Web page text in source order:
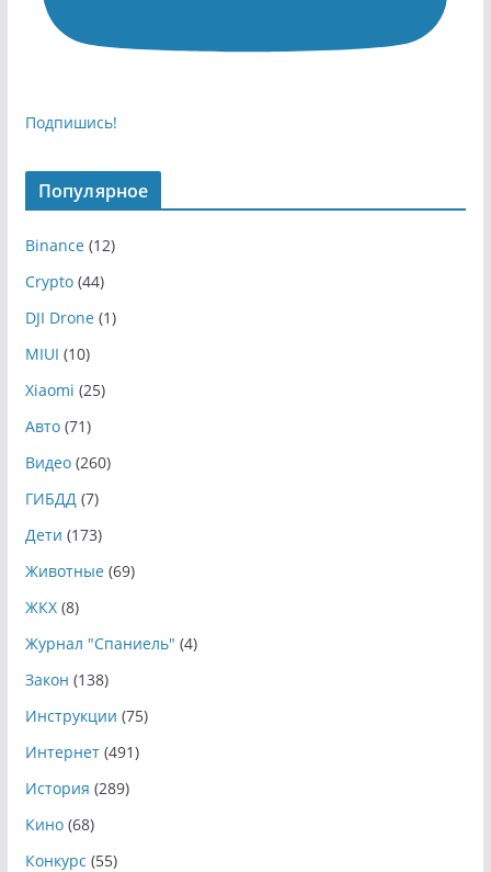
Подпишись!
Популярное
Binance(12)
Crypto(44)
DJI Drone(1)
MIUI (10)
Xiaomi (25)
Авто(71)
Видео(260)
ГИБДД (7)
Дети (173)
Животные(69)
ЖКХ(8)
Журнал "Спаниель" (4)
Закон (138)
Инструкции (75)
Интернет(491)
История (289)
Кино(68)
Конкурс (55)